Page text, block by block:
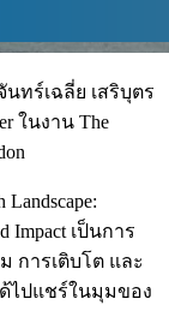
ทร์เฉลี่ย เสริบุตร
ในงาน The
Impact เป็นการ
การเติบโต และ
ด้ไปแชร์ในมุมของ​